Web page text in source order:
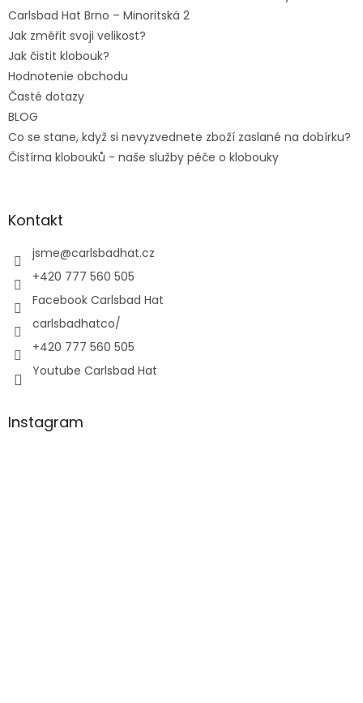
Carlsbad Hat Brno – Minoritská 2
Jak změřit svoji velikost?
Jak čistit klobouk?
Hodnotenie obchodu
Časté dotazy
BLOG
Co se stane, když si nevyzvednete zboží zaslané na dobírku?
Čistírna klobouků - naše služby péče o klobouky
Kontakt
jsme@carlsbadhat.cz
+420 777 560 505
Facebook Carlsbad Hat
carlsbadhatco/
+420 777 560 505
Youtube Carlsbad Hat
Instagram